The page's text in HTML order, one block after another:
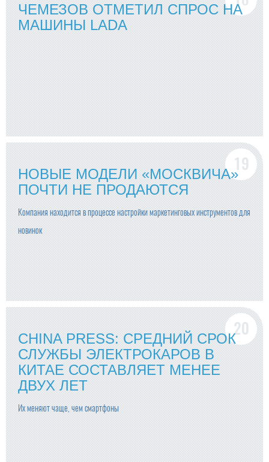
ЧЕМЕЗОВ ОТМЕТИЛ СПРОС НА
МАШИНЫ LADA
НОВЫЕ МОДЕЛИ «МОСКВИЧА»
ПОЧТИ НЕ ПРОДАЮТСЯ
Компания находится в процессе настройки маркетинговых инструментов для
новинок
CHINA PRESS: СРЕДНИЙ СРОК
СЛУЖБЫ ЭЛЕКТРОКАРОВ В
КИТАЕ СОСТАВЛЯЕТ МЕНЕЕ
ДВУХ ЛЕТ
Их меняют чаще, чем смартфоны